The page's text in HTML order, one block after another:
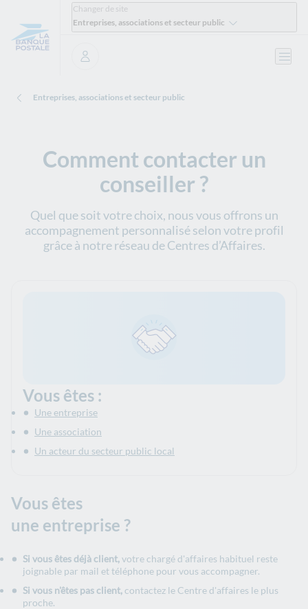
Changer de site
Entreprises, associations et secteur public
Se connecter
Entreprises, associations et secteur public
Comment contacter un
conseiller ?
Quel que soit votre choix, nous vous offrons un
accompagnement personnalisé selon votre profil
grâce à notre réseau de Centres d’Affaires.
Vous êtes :
Une entreprise
Une association
Un acteur du secteur public local
Vous êtes
une entreprise ?
Si vous êtes déjà client,votre chargé d'affaires habituel reste
joignable par mail et téléphone pour vous accompagner.
Si vous n'êtes pas client, contactez le Centre d'affaires le plus
proche.